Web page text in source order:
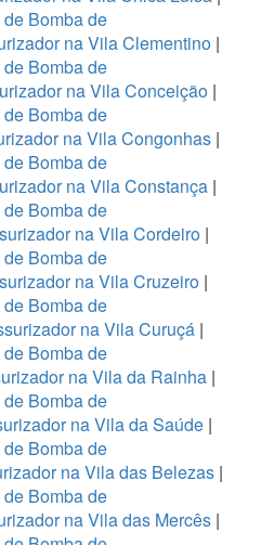
Bomba de
na Vila Clementino|
Bomba de
na Vila Conceição |
Bomba de
na Vila Congonhas |
Bomba de
na Vila Constança |
Bomba de
na Vila Cordeiro|
Bomba de
na Vila Cruzeiro |
Bomba de
na Vila Curuçá |
Bomba de
na Vila da Rainha |
Bomba de
na Vila da Saúde |
Bomba de
na Vila das Belezas|
Bomba de
na Vila das Mercês|